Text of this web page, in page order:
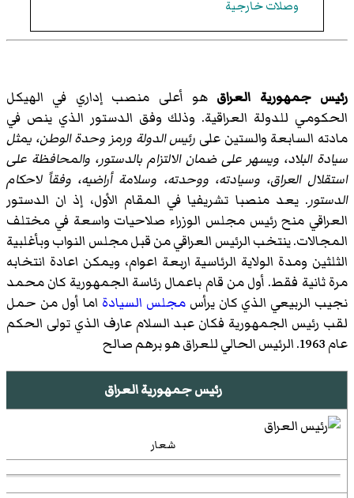
وصلات خارجية
رئيس جمهورية العراق هو أعلى منصب إداري في الهيكل
الحكومي للدولة العراقية. وذلك وفق الدستور الذي ينص في
مادته السابعة والستين على رئيس الدولة ورمز وحدة الوطن، يمثل
سيادة البلاد، ويسهر على ضمان الالتزام بالدستور، والمحافظة على
استقلال العراق، وسيادته، ووحدته، وسلامة أراضيه، وفقاً لاحكام
الدستور. يعد منصبا تشريفيا في المقام الأول، إذ ان الدستور
العراقي منح رئيس مجلس الوزراء صلاحيات واسعة في مختلف
المجالات. ينتخب الرئيس العراقي من قبل مجلس النواب وبأغلبية
الثلثين ومدة الولاية الرئاسية اربعة اعوام، ويمكن اعادة انتخابه
مرة ثانية فقط. أول من قام باعمال رئاسة الجمهورية كان محمد
نجيب الربيعي الذي كان يرأس مجلس السيادة اما أول من حمل
لقب رئيس الجمهورية فكان عبد السلام عارف الذي تولى الحكم
عام 1963. الرئيس الحالي للعراق هو برهم صالح
رئيس جمهورية العراق
شعار